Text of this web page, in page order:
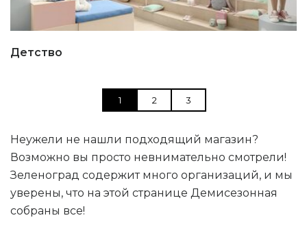
Детство
1 2 3
Неужели не нашли подходящий магазин?
Возможно вы просто невнимательно смотрели!
Зеленоград содержит много организаций, и мы
уверены, что на этой странице Демисезонная
собраны все!